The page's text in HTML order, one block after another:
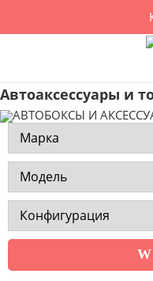
Автоаксессуары и